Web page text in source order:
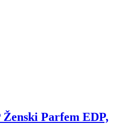
Parfem EDP,